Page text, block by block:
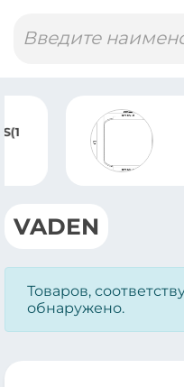
товаров
VADEN
Товаров,
обнаружено.